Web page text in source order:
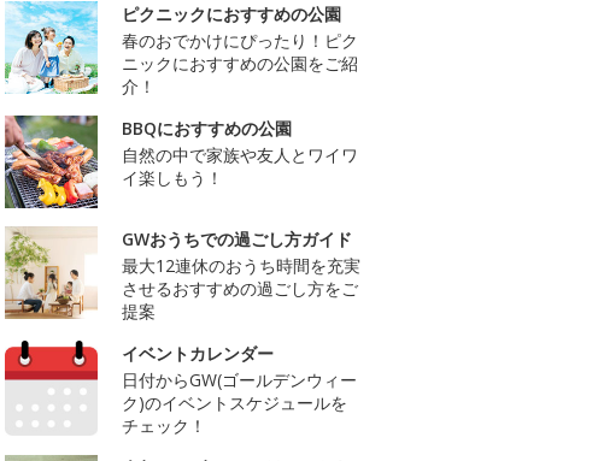
ピクニックにおすすめの公園
春のおでかけにぴったり！ピク
ニックにおすすめの公園をご紹
介！
BBQにおすすめの公園
自然の中で家族や友人とワイワ
イ楽しもう！
GWおうちでの過ごし方ガイド
最大12連休のおうち時間を充実
させるおすすめの過ごし方をご
提案
イベントカレンダー
日付からGW(ゴールデンウィー
ク)のイベントスケジュールを
チェック！